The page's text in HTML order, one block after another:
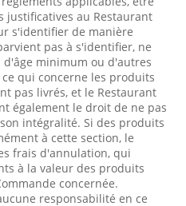
justificatives au Restaurant
s'identifier de manière
pas à s'identifier, ne
minimum ou d'autres
qui concerne les produits
pas livrés, et le Restaurant
également le droit de ne pas
intégralité. Si des produits
à cette section, le
frais d'annulation, qui
à la valeur des produits
concernée.
responsabilité en ce